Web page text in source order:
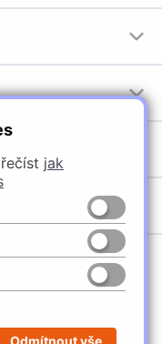
jak
Odmítnout vše